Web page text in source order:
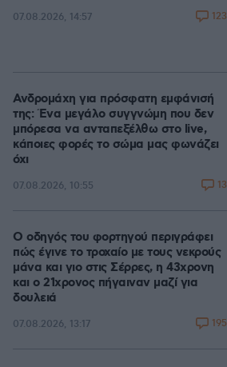
07.08.2026, 14:57 123
Ανδρομάχη για πρόσφατη εμφάνισή
της: Ένα μεγάλο συγγνώμη που δεν
μπόρεσα να ανταπεξέλθω στο live,
κάποιες φορές το σώμα μας φωνάζει
όχι
07.08.2026, 10:55 13
Ο οδηγός του φορτηγού περιγράφει
πώς έγινε το τροχαίο με τους νεκρούς
μάνα και γιο στις Σέρρες, η 43χρονη
και ο 21χρονος πήγαιναν μαζί για
δουλειά
07.08.2026, 13:17 195